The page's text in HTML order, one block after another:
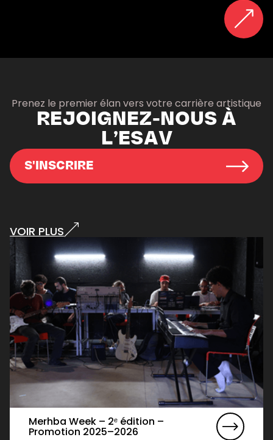
Prenez le premier élan vers votre carrière artistique
REJOIGNEZ-NOUS À
L’ESAV
S'INSCRIRE
VOIR PLUS
Merhba Week – 2ᵉ édition –
Promotion 2025–2026